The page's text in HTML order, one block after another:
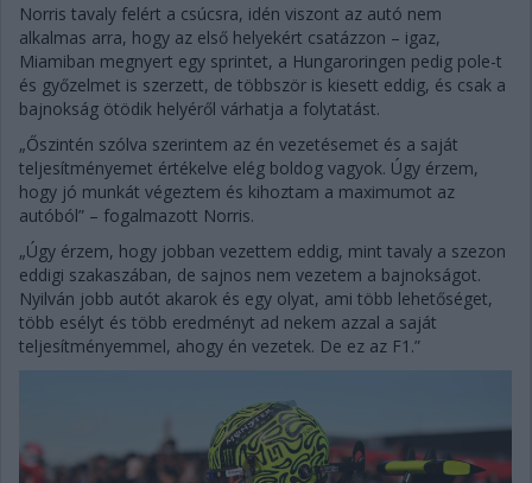
Norris tavaly felért a csúcsra, idén viszont az autó nem
alkalmas arra, hogy az első helyekért csatázzon – igaz,
Miamiban megnyert egy sprintet, a Hungaroringen pedig pole-t
és győzelmet is szerzett, de többször is kiesett eddig, és csak a
bajnokság ötödik helyéről várhatja a folytatást.
„Őszintén szólva szerintem az én vezetésemet és a saját
teljesítményemet értékelve elég boldog vagyok. Úgy érzem,
hogy jó munkát végeztem és kihoztam a maximumot az
autóból” – fogalmazott Norris.
„Úgy érzem, hogy jobban vezettem eddig, mint tavaly a szezon
eddigi szakaszában, de sajnos nem vezetem a bajnokságot.
Nyilván jobb autót akarok és egy olyat, ami több lehetőséget,
több esélyt és több eredményt ad nekem azzal a saját
teljesítményemmel, ahogy én vezetek. De ez az F1.”